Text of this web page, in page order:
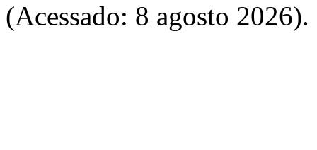
(Acessado: 8 agosto 2026).